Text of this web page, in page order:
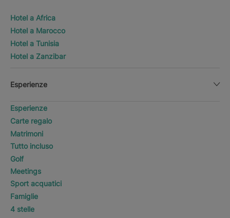
Hotel a Africa
Hotel a Marocco
Hotel a Tunisia
Hotel a Zanzibar
Esperienze
Esperienze
Carte regalo
Matrimoni
Tutto incluso
Golf
Meetings
Sport acquatici
Famiglie
4 stelle